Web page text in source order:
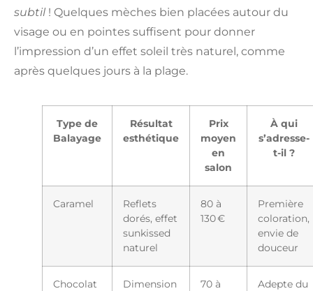
subtil ! Quelques mèches bien placées autour du
visage ou en pointes suffisent pour donner
l’impression d’un effet soleil très naturel, comme
après quelques jours à la plage.
Type de
Balayage
Résultat
esthétique
Prix
moyen
en
salon
À qui
s’adresse-
t-il ?
Caramel
Reflets
dorés, effet
sunkissed
naturel
80 à
130 €
Première
coloration,
envie de
douceur
Chocolat
Dimension
70 à
Adepte du